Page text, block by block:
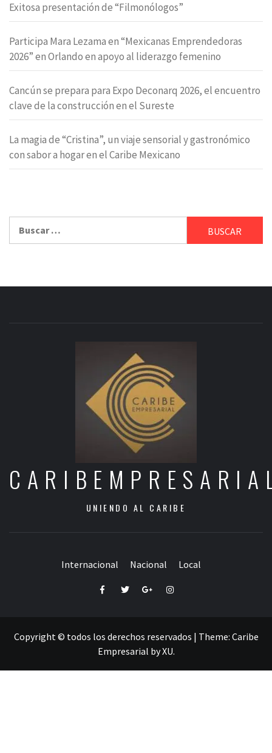
Exitosa presentación de “Filmonólogos”
Participa Mara Lezama en “Mexicanas Emprendedoras
2026” en Orlando en apoyo al liderazgo femenino
Cancún se prepara para Expo Deconarq 2026, el encuentro
clave de la construcción en el Sureste
La magia de “Cristina”, un viaje sensorial y gastronómico
con sabor a hogar en el Caribe Mexicano
UNIENDO AL CARIBE
Internacional Nacional Local
FacebookTwitterGoogle+Instagram
Copyright © todos los derechos reservados | Theme: Caribe
Empresarial byXU.